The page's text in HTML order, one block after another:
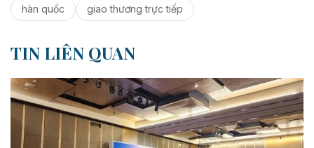
hàn quốc
giao thương trực tiếp
TIN LIÊN QUAN